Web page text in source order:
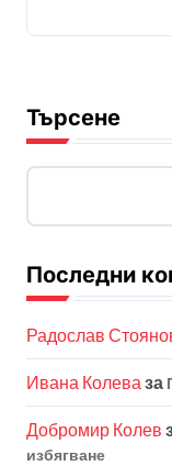
Търсене
Последни
Радослав
Ивана Колеваза
Добромир Колев
избягване